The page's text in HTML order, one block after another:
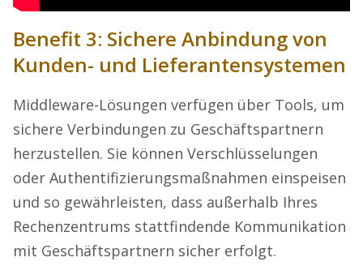
Benefit 3: Sichere Anbindung von
Kunden- und Lieferantensystemen
Middleware-Lösungen verfügen über Tools, um
sichere Verbindungen zu Geschäftspartnern
herzustellen. Sie können Verschlüsselungen
oder Authentifizierungsmaßnahmen einspeisen
und so gewährleisten, dass außerhalb Ihres
Rechenzentrums stattfindende Kommunikation
mit Geschäftspartnern sicher erfolgt.